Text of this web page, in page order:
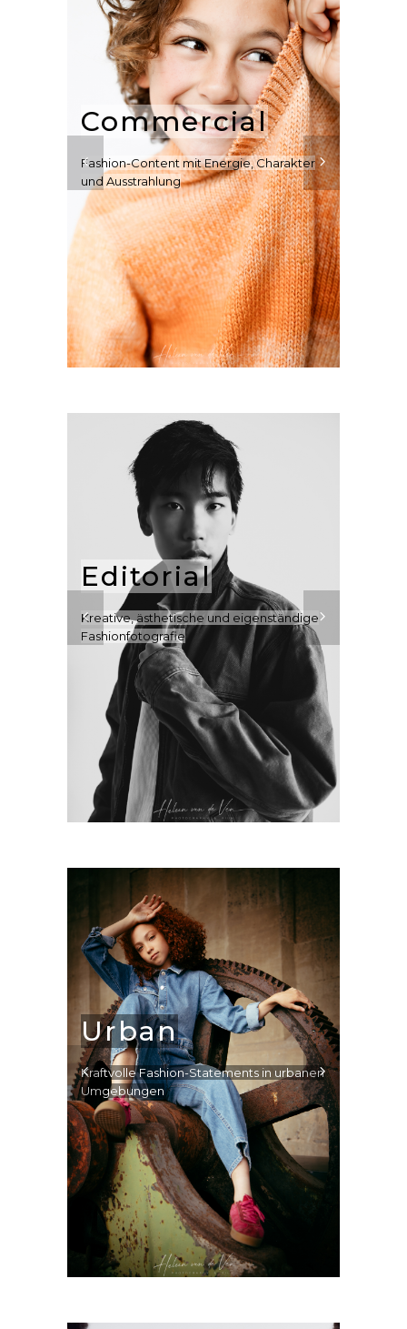
Commercial
Fashion-Content mit Energie, Charakter
und Ausstrahlung
Editorial
Kreative, ästhetische und eigenständige
Fashionfotografie
Urban
Kraftvolle Fashion-Statements in urbanen
Umgebungen